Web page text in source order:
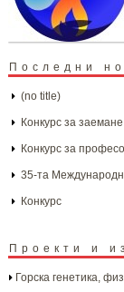
Последни
(no title)
Конкурс за
Конкурс за
35-та
Конкурс
Проекти и
Горска генетика,